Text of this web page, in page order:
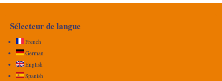
Sélecteur de langue
French
German
English
Spanish